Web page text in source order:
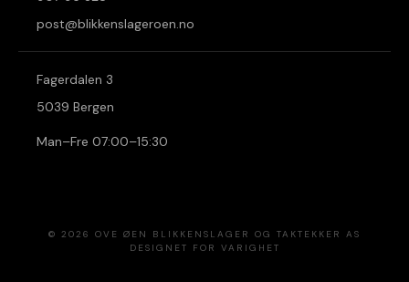
post@blikkenslageroen.no
Fagerdalen 3
5039 Bergen
Man–Fre 07:00–15:30
© 2026
OVE ØEN BLIKKENSLAGER OG TAKTEKKER AS
DESIGNET FOR VARIGHET